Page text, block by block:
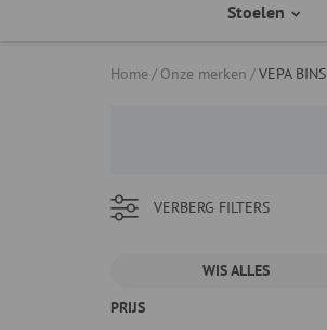
Stoelen
Home Onze merken VEPA BINS
VERBERG FILTERS
WIS ALLES
PRIJS